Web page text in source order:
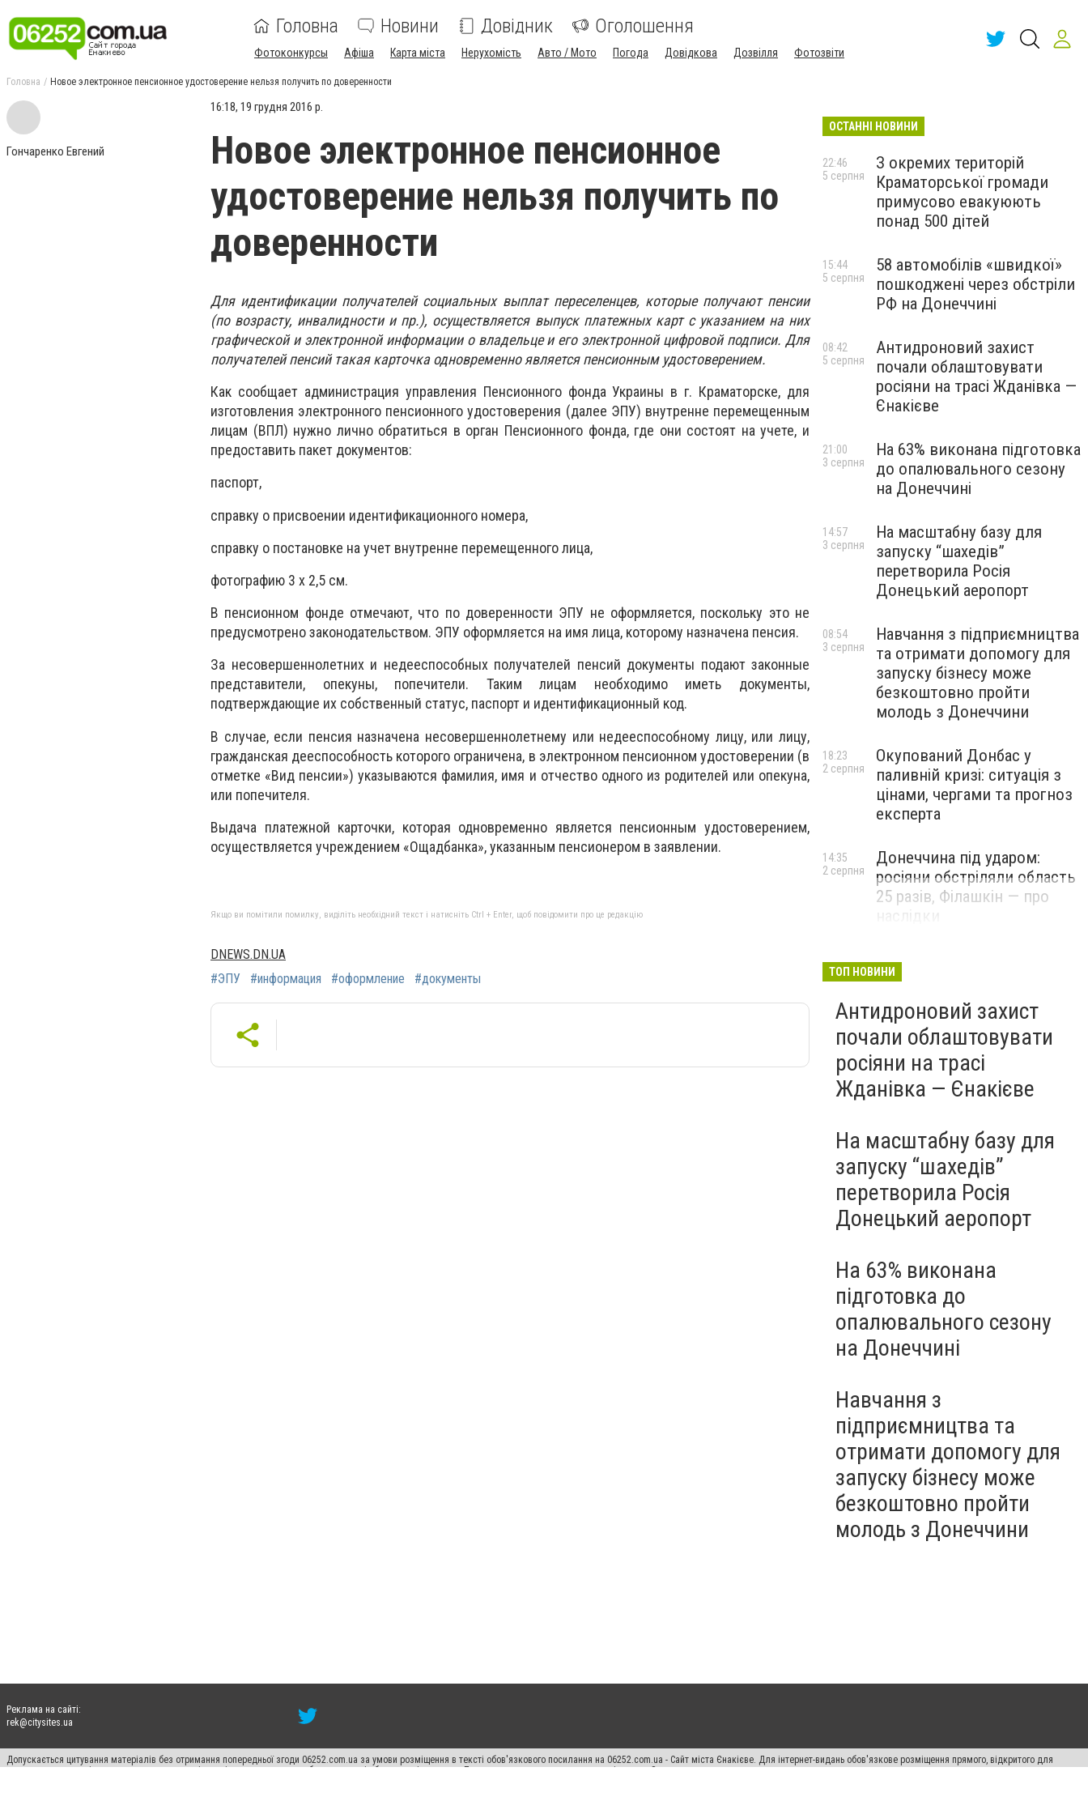
Головна Новини Довідник Оголошення
Фотоконкурсы Афіша Карта міста Нерухомість Авто / Мото Погода Довідкова Дозвілля Фотозвіти
Головна Новое электронное пенсионное удостоверение нельзя получить по доверенности
Гончаренко Евгений
16:18, 19 грудня 2016 р.
Новое электронное пенсионное
удостоверение нельзя получить по
доверенности
Для идентификации получателей социальных выплат переселенцев, которые получают пенсии
(по возрасту, инвалидности и пр.), осуществляется выпуск платежных карт с указанием на них
графической и электронной информации о владельце и его электронной цифровой подписи. Для
получателей пенсий такая карточка одновременно является пенсионным удостоверением.
Как сообщает администрация управления Пенсионного фонда Украины в г. Краматорске, для
изготовления электронного пенсионного удостоверения (далее ЭПУ) внутренне перемещенным
лицам (ВПЛ) нужно лично обратиться в орган Пенсионного фонда, где они состоят на учете, и
предоставить пакет документов:
паспорт,
справку о присвоении идентификационного номера,
справку о постановке на учет внутренне перемещенного лица,
фотографию 3 х 2,5 см.
В пенсионном фонде отмечают, что по доверенности ЭПУ не оформляется, поскольку это не
предусмотрено законодательством. ЭПУ оформляется на имя лица, которому назначена пенсия.
За несовершеннолетних и недееспособных получателей пенсий документы подают законные
представители, опекуны, попечители. Таким лицам необходимо иметь документы,
подтверждающие их собственный статус, паспорт и идентификационный код.
В случае, если пенсия назначена несовершеннолетнему или недееспособному лицу, или лицу,
гражданская дееспособность которого ограничена, в электронном пенсионном удостоверении (в
отметке «Вид пенсии») указываются фамилия, имя и отчество одного из родителей или опекуна,
или попечителя.
Выдача платежной карточки, которая одновременно является пенсионным удостоверением,
осуществляется учреждением «Ощадбанка», указанным пенсионером в заявлении.
Якщо ви помітили помилку, виділіть необхідний текст і натисніть Ctrl + Enter, щоб повідомити про це редакцію
DNEWS.DN.UA
#ЭПУ
#информация #оформление #документы
ОСТАННІ НОВИНИ
З окремих територій
Краматорської громади
примусово евакуюють
понад 500 дітей
22:46
5 серпня
58 автомобілів «швидкої»
пошкоджені через обстріли
РФ на Донеччині
15:44
5 серпня
Антидроновий захист
почали облаштовувати
росіяни на трасі Жданівка —
Єнакієве
08:42
5 серпня
На 63% виконана підготовка
до опалювального сезону
на Донеччині
21:00
3 серпня
На масштабну базу для
запуску “шахедів”
перетворила Росія
Донецький аеропорт
14:57
3 серпня
Навчання з підприємництва
та отримати допомогу для
запуску бізнесу може
безкоштовно пройти
молодь з Донеччини
08:54
3 серпня
Окупований Донбас у
паливній кризі: ситуація з
цінами, чергами та прогноз
експерта
18:23
2 серпня
Донеччина під ударом:
росіяни обстріляли область
25 разів, Філашкін — про
14:35
2 серпня
ТОП НОВИНИ
Антидроновий захист
почали облаштовувати
росіяни на трасі
Жданівка — Єнакієве
На масштабну базу для
запуску “шахедів”
перетворила Росія
Донецький аеропорт
На 63% виконана
підготовка до
опалювального сезону
на Донеччині
Навчання з
підприємництва та
отримати допомогу для
запуску бізнесу може
безкоштовно пройти
молодь з Донеччини
Реклама на сайті:
rek@citysites.ua
Допускається цитування матеріалів без отримання попередньої згоди 06252.com.ua за умови розміщення в тексті обов'язкового посилання на 06252.com.ua - Сайт міста Єнакієве. Для інтернет-видань обов'язкове розміщення прямого, відкритого для
пошукових систем гіперпосилання на цитовані статті не нижче другого абзацу в тексті або в якості джерела. Порушення виняткових прав переслідується Законом.